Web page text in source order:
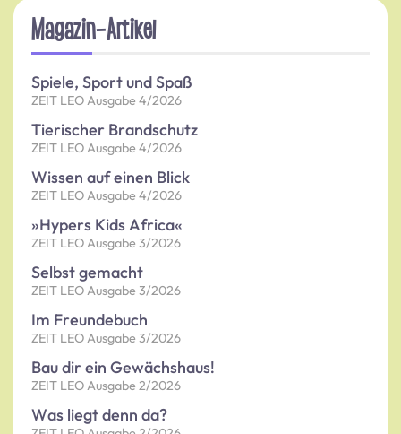
Magazin-Artikel
Spiele, Sport und Spaß
ZEIT LEO Ausgabe 4/2026
Tierischer Brandschutz
ZEIT LEO Ausgabe 4/2026
Wissen auf einen Blick
ZEIT LEO Ausgabe 4/2026
»Hypers Kids Africa«
ZEIT LEO Ausgabe 3/2026
Selbst gemacht
ZEIT LEO Ausgabe 3/2026
Im Freundebuch
ZEIT LEO Ausgabe 3/2026
Bau dir ein Gewächshaus!
ZEIT LEO Ausgabe 2/2026
Was liegt denn da?